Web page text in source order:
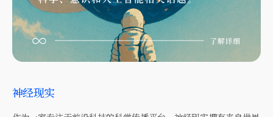
神经现实